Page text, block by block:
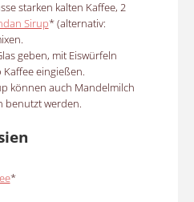
starken kalten Kaffee, 2
Sirup* (alternativ:
geben, mit Eiswürfeln
eingießen.
können auch Mandelmilch
benutzt werden.
*